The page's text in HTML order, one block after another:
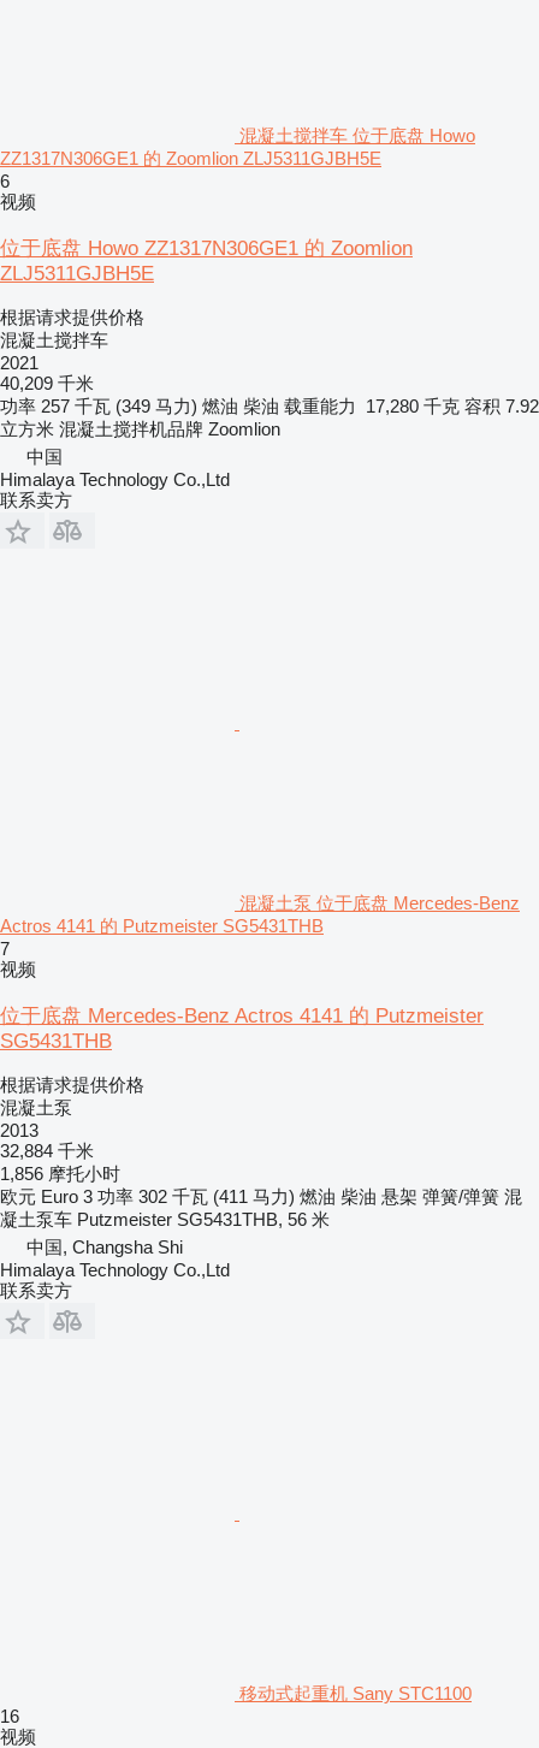
混凝土搅拌车 位于底盘 Howo
ZZ1317N306GE1 的 Zoomlion ZLJ5311GJBH5E
6
视频
位于底盘 Howo ZZ1317N306GE1 的 Zoomlion
ZLJ5311GJBH5E
根据请求提供价格
混凝土搅拌车
2021
40,209 千米
功率 257 千瓦 (349 马力) 燃油 柴油 载重能力 17,280 千克 容积 7.92
立方米 混凝土搅拌机品牌 Zoomlion
中国
Himalaya Technology Co.,Ltd
联系卖方
混凝土泵 位于底盘 Mercedes-Benz
Actros 4141 的 Putzmeister SG5431THB
7
视频
位于底盘 Mercedes-Benz Actros 4141 的 Putzmeister
SG5431THB
根据请求提供价格
混凝土泵
2013
32,884 千米
1,856 摩托小时
欧元 Euro 3 功率 302 千瓦 (411 马力) 燃油 柴油 悬架 弹簧/弹簧 混
凝土泵车 Putzmeister SG5431THB, 56 米
中国, Changsha Shi
Himalaya Technology Co.,Ltd
联系卖方
移动式起重机 Sany STC1100
16
视频